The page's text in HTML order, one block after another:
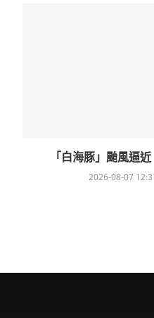
「白海豚」颱風逼
2026-08-07